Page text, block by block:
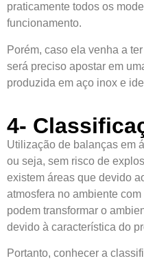
praticamente todos os
funcionamento.
Porém, caso ela venha a
será preciso apostar em
produzida em aço inox e
4-
Utilização de balanças em
ou seja, sem risco de
existem áreas que devido
atmosfera no ambiente
podem transformar o
devido à característica do
Portanto, conhecer a